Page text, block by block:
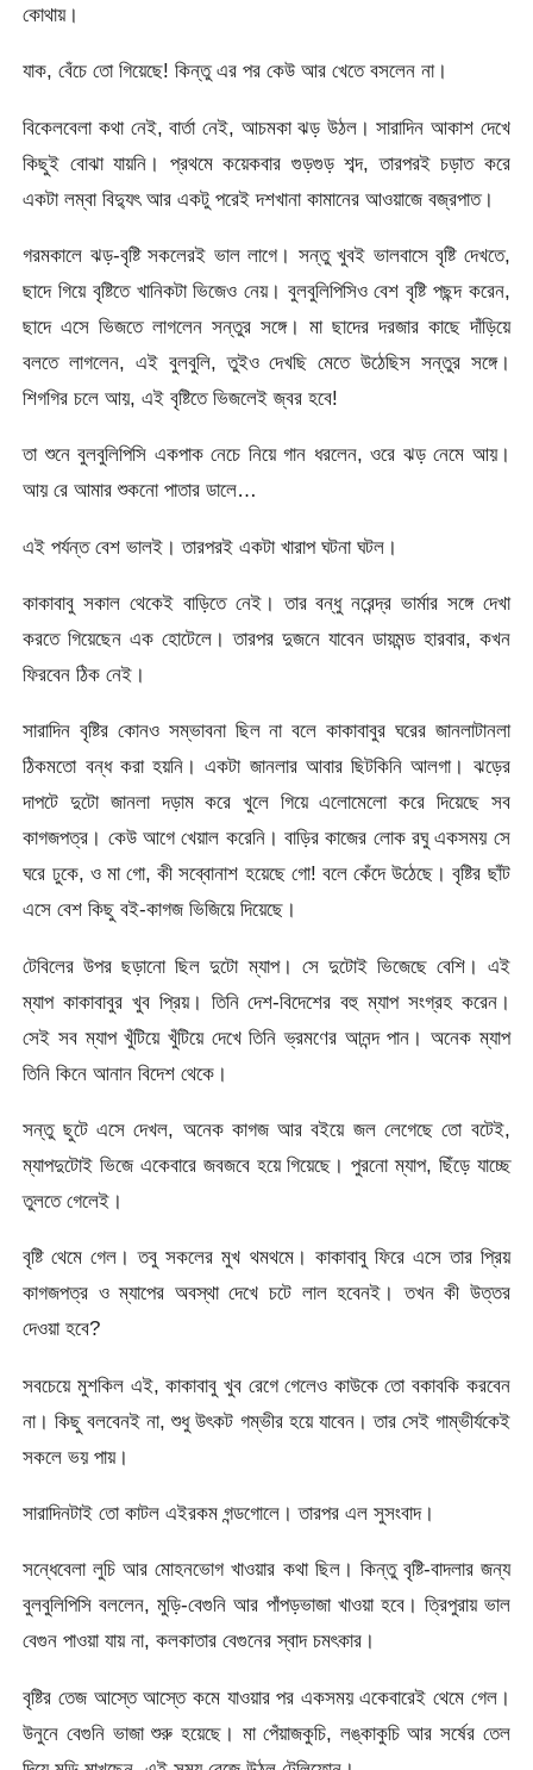
কোথায়।
যাক, বেঁচে তো গিয়েছে! কিন্তু এর পর কেউ আর খেতে বসলেন না।
বিকেলবেলা কথা নেই, বার্তা নেই, আচমকা ঝড় উঠল। সারাদিন আকাশ দেখে
কিছুই বোঝা যায়নি। প্রথমে কয়েকবার গুড়গুড় শব্দ, তারপরই চড়াত করে
একটা লম্বা বিদ্যুৎ আর একটু পরেই দশখানা কামানের আওয়াজে বজ্রপাত।
গরমকালে ঝড়-বৃষ্টি সকলেরই ভাল লাগে। সন্তু খুবই ভালবাসে বৃষ্টি দেখতে,
ছাদে গিয়ে বৃষ্টিতে খানিকটা ভিজেও নেয়। বুলবুলিপিসিও বেশ বৃষ্টি পছন্দ করেন,
ছাদে এসে ভিজতে লাগলেন সন্তুর সঙ্গে। মা ছাদের দরজার কাছে দাঁড়িয়ে
বলতে লাগলেন, এই বুলবুলি, তুইও দেখছি মেতে উঠেছিস সন্তুর সঙ্গে।
শিগগির চলে আয়, এই বৃষ্টিতে ভিজলেই জ্বর হবে!
তা শুনে বুলবুলিপিসি একপাক নেচে নিয়ে গান ধরলেন, ওরে ঝড় নেমে আয়।
আয় রে আমার শুকনো পাতার ডালে…
এই পর্যন্ত বেশ ভালই। তারপরই একটা খারাপ ঘটনা ঘটল।
কাকাবাবু সকাল থেকেই বাড়িতে নেই। তার বন্ধু নরেন্দ্র ভার্মার সঙ্গে দেখা
করতে গিয়েছেন এক হোটেলে। তারপর দুজনে যাবেন ডায়মন্ড হারবার, কখন
ফিরবেন ঠিক নেই।
সারাদিন বৃষ্টির কোনও সম্ভাবনা ছিল না বলে কাকাবাবুর ঘরের জানলাটানলা
ঠিকমতো বন্ধ করা হয়নি। একটা জানলার আবার ছিটকিনি আলগা। ঝড়ের
দাপটে দুটো জানলা দড়াম করে খুলে গিয়ে এলোমেলো করে দিয়েছে সব
কাগজপত্র। কেউ আগে খেয়াল করেনি। বাড়ির কাজের লোক রঘু একসময় সে
ঘরে ঢুকে, ও মা গো, কী সব্বোনাশ হয়েছে গো! বলে কেঁদে উঠেছে। বৃষ্টির ছাঁট
এসে বেশ কিছু বই-কাগজ ভিজিয়ে দিয়েছে।
টেবিলের উপর ছড়ানো ছিল দুটো ম্যাপ। সে দুটোই ভিজেছে বেশি। এই
ম্যাপ কাকাবাবুর খুব প্রিয়। তিনি দেশ-বিদেশের বহু ম্যাপ সংগ্রহ করেন।
সেই সব ম্যাপ খুঁটিয়ে খুঁটিয়ে দেখে তিনি ভ্রমণের আনন্দ পান। অনেক ম্যাপ
তিনি কিনে আনান বিদেশ থেকে।
সন্তু ছুটে এসে দেখল, অনেক কাগজ আর বইয়ে জল লেগেছে তো বটেই,
ম্যাপদুটোই ভিজে একেবারে জবজবে হয়ে গিয়েছে। পুরনো ম্যাপ, ছিঁড়ে যাচ্ছে
তুলতে গেলেই।
বৃষ্টি থেমে গেল। তবু সকলের মুখ থমথমে। কাকাবাবু ফিরে এসে তার প্রিয়
কাগজপত্র ও ম্যাপের অবস্থা দেখে চটে লাল হবেনই। তখন কী উত্তর
দেওয়া হবে?
সবচেয়ে মুশকিল এই, কাকাবাবু খুব রেগে গেলেও কাউকে তো বকাবকি করবেন
না। কিছু বলবেনই না, শুধু উৎকট গম্ভীর হয়ে যাবেন। তার সেই গাম্ভীর্যকেই
সকলে ভয় পায়।
সারাদিনটাই তো কাটল এইরকম গন্ডগোলে। তারপর এল সুসংবাদ।
সন্ধেবেলা লুচি আর মোহনভোগ খাওয়ার কথা ছিল। কিন্তু বৃষ্টি-বাদলার জন্য
বুলবুলিপিসি বললেন, মুড়ি-বেগুনি আর পাঁপড়ভাজা খাওয়া হবে। ত্রিপুরায় ভাল
বেগুন পাওয়া যায় না, কলকাতার বেগুনের স্বাদ চমৎকার।
বৃষ্টির তেজ আস্তে আস্তে কমে যাওয়ার পর একসময় একেবারেই থেমে গেল।
উনুনে বেগুনি ভাজা শুরু হয়েছে। মা পেঁয়াজকুচি, লঙ্কাকুচি আর সর্ষের তেল